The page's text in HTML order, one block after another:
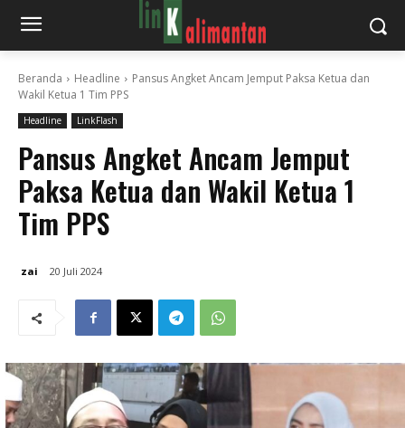
Beranda Headline
Pansus Angket Ancam Jemput Paksa Ketua dan
Wakil Ketua 1 Tim PPS
Headline LinkFlash
Pansus Angket Ancam Jemput
Paksa Ketua dan Wakil Ketua 1
Tim PPS
zai 20 Juli 2024